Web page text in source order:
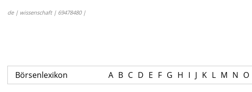
de | wissenschaft | 69478480 |
Börsenlexikon A B C D E F G H I J K L M N O